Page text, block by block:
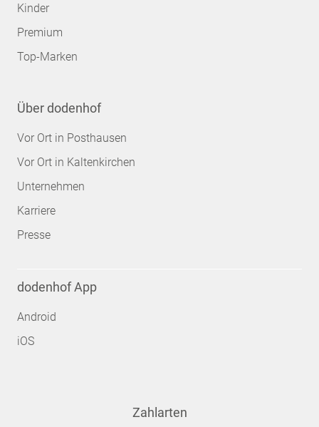
Kinder
Premium
Top-Marken
Über dodenhof
Vor Ort in Posthausen
Vor Ort in Kaltenkirchen
Unternehmen
Karriere
Presse
dodenhof App
Android
iOS
Zahlarten